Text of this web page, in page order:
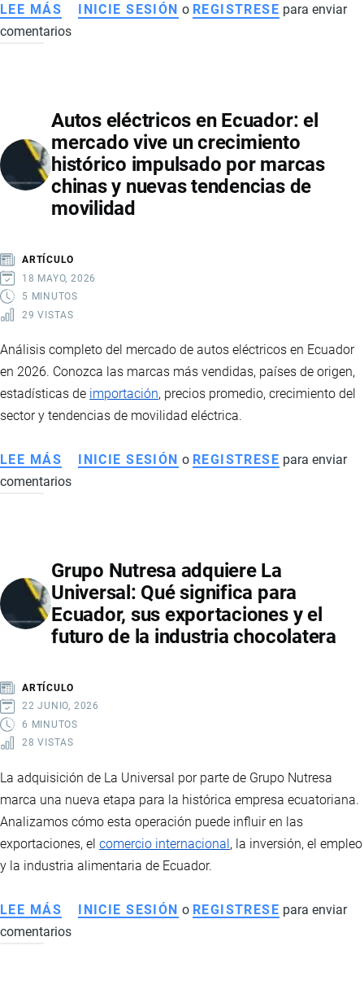
LEE MÁS SOBRE
ALZA
EN
ECUADOR:
GUERRA
COMERCIAL
IMPULSA
MARCAS
NACIONALES
INICIE SESIÓN o REGISTRESE para enviar
comentarios
Autos eléctricos en Ecuador: el
mercado vive un crecimiento
histórico impulsado por marcas
chinas y nuevas tendencias de
movilidad
ARTÍCULO
18 MAYO, 2026
5 MINUTOS
29 VISTAS
Análisis completo del mercado de autos eléctricos en Ecuador
en 2026. Conozca las marcas más vendidas, países de origen,
estadísticas de importación, precios promedio, crecimiento del
sector y tendencias de movilidad eléctrica.
LEE MÁS SOBRE
AUTOS
EL
MERCADO
VIVE
UN
IMPULSADO
POR
MARCAS
TENDENCIAS
INICIE SESIÓN o REGISTRESE para enviar
comentarios
Grupo Nutresa adquiere La
Universal: Qué significa para
Ecuador, sus exportaciones y el
futuro de la industria chocolatera
ARTÍCULO
22 JUNIO, 2026
6 MINUTOS
28 VISTAS
La adquisición de La Universal por parte de Grupo Nutresa
marca una nueva etapa para la histórica empresa ecuatoriana.
Analizamos cómo esta operación puede influir en las
exportaciones, el comercio internacional, la inversión, el empleo
y la industria alimentaria de Ecuador.
LEE MÁS SOBRE
GRUPO
INICIE SESIÓN o REGISTRESE para enviar
comentarios